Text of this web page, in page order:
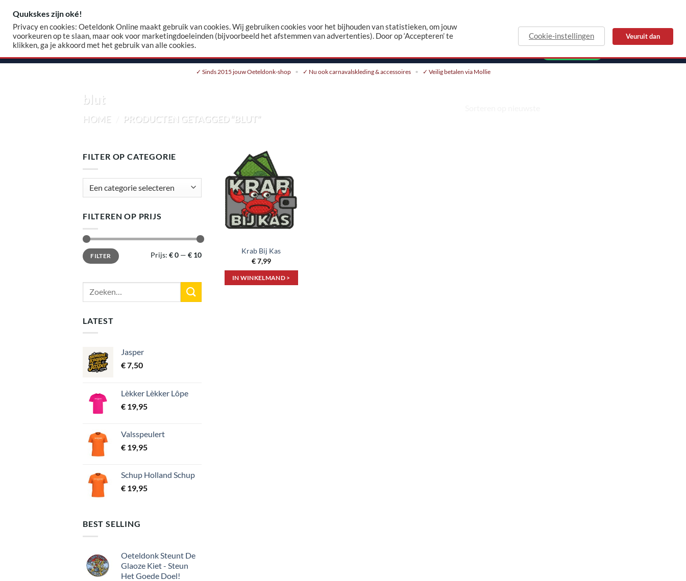
content
naar:
✓ Sinds 2015 jouw Oeteldonk-shop ✓ Nu ook carnavalskleding & accessoires ✓ Veilig betalen via Mollie
blut
HOME PRODUCTEN GETAGGED “BLUT”
FILTER OP CATEGORIE
FILTEREN OP PRIJS
Min.
prijs
Max.
prijsFILTER Prijs: € 0— € 10
Zoeken
LATEST
Jasper
€7,50
Lèkker Lèkker Lôpe
€ 19,95
Valsspeulert
€ 19,95
Schup Holland Schup
€ 19,95
BEST SELLING
Oeteldonk Steunt De
Glaoze Kiet - Steun
Het Goede Doel!
Toevoegen
aan
verlanglijst
Krab Bij Kas
€7,99
IN WINKELMAND >
Quukskes zijn oké!
Privacy en cookies: Oeteldonk Online maakt gebruik van cookies. Wij gebruiken cookies voor het bijhouden van statistieken, om jouw
voorkeuren op te slaan, maar ook voor marketingdoeleinden (bijvoorbeeld het afstemmen van advertenties). Door op ‘Accepteren’ te
klikken, ga je akkoord met het gebruik van alle cookies.
Cookie-instellingen Veuruit dan